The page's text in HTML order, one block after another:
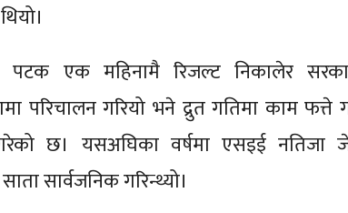
पटक एक महिनामै रिजल्ट निकालेर
परिचालन गरियो भने द्रुत गतिमा काम फत्ते
छ। यसअघिका वर्षमा एसइई नतिजा
सार्वजनिक गरिन्थ्यो।